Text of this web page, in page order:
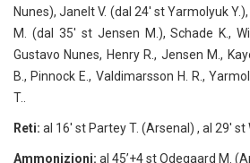
Nunes), Janelt V. (dal 24′ st Yarmolyuk
M. (dal 35′ st Jensen M.), Schade K.,
Gustavo Nunes, Henry R., Jensen M.,
B., Pinnock E., Valdimarsson H. R.,
T..
Reti: al 16′ st Partey T. (Arsenal) , al 29′
Ammonizioni: al 45’+4 st Odegaard M.